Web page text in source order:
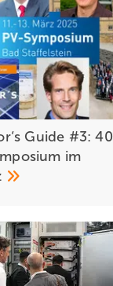
Guide #3: 40
im